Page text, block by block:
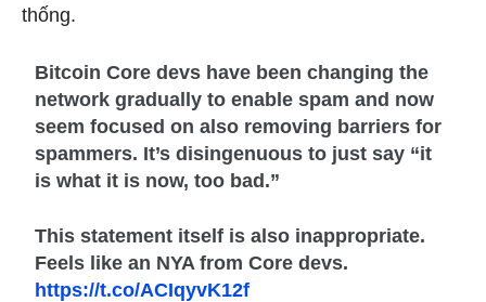
thống.
Bitcoin Core devs have been changing the
network gradually to enable spam and now
seem focused on also removing barriers for
spammers. It’s disingenuous to just say “it
is what it is now, too bad.”
This statement itself is also inappropriate.
Feels like an NYA from Core devs.
https://t.co/ACIqyvK12f